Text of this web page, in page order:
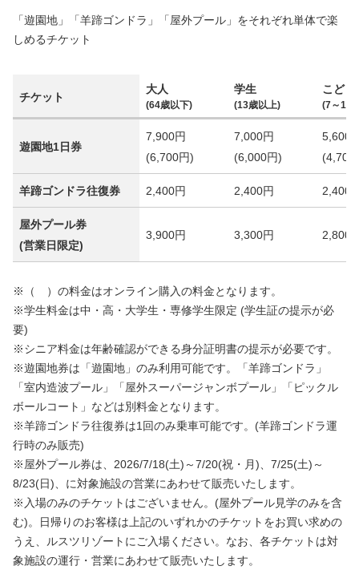
「遊園地」「羊蹄ゴンドラ」「屋外プール」をそれぞれ単体で楽
しめるチケット
チケット
大人
(64歳以下)
学生
(13歳以上)
こども
(7～12
遊園地1日券
7,900円
(6,700円)
7,000円
(6,000円)
5,600
(4,700
羊蹄ゴンドラ往復券 2,400円 2,400円 2,400
屋外プール券
(営業日限定)
3,900円 3,300円 2,800
※（ ）の料金はオンライン購入の料金となります。
※学生料金は中・高・大学生・専修学生限定 (学生証の提示が必
要)
※シニア料金は年齢確認ができる身分証明書の提示が必要です。
※遊園地券は「遊園地」のみ利用可能です。「羊蹄ゴンドラ」
「室内造波プール」「屋外スーパージャンボプール」「ピックル
ボールコート 」 などは別料金となります。
※羊蹄ゴンドラ往復券は1回のみ乗車可能です。(羊蹄ゴンドラ運
行時のみ販売)
※屋外プール券は、2026/7/18(土)～7/20(祝・月)、7/25(土)～
8/23(日)、に対象施設の営業にあわせて販売いたします。
※入場のみのチケットはございません。(屋外プール見学のみを含
む)。日帰りのお客様は上記のいずれかのチケットをお買い求めの
うえ、ルスツリゾートにご入場ください。なお、各チケットは対
象施設の運行・営業にあわせて販売いたします。